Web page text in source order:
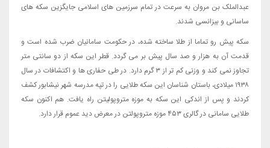
عبدالملک بن مروان به سرعت در تمام سرزمین های اسلامی جایگزین سکه های
ساسانی و بیزانسی شدند.
سکه پیش رو تماما از طلا ساخته شده، در حکومت سامانیان ضرب شده است و
قدمت آن به هزار و صد سال پیش بر می گردد. قطر این سکه از دو سانتی متر
تجاوز نمی کند و وزنی کم تر از ۳ گرم دارد. در طی حفاری ها و اکتشافات در سال
۱۹۳۸ میلادی، باستان شناسان این سکه طلایی را در تپه مدرسه شهر نیشابور کشف
کردند و پس از اندکی این سکه به موزه متروپولیتن راه یافت. هم اکنون سکه
طلایی سامانی در گالری ۴۵۳ موزه متروپولتن در معرض دید عموم قرار دارد.